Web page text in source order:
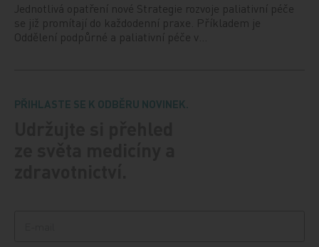
Jednotlivá opatření nové Strategie rozvoje paliativní péče
se již promítají do každodenní praxe. Příkladem je
Oddělení podpůrné a paliativní péče v…
PŘIHLASTE SE K ODBĚRU NOVINEK.